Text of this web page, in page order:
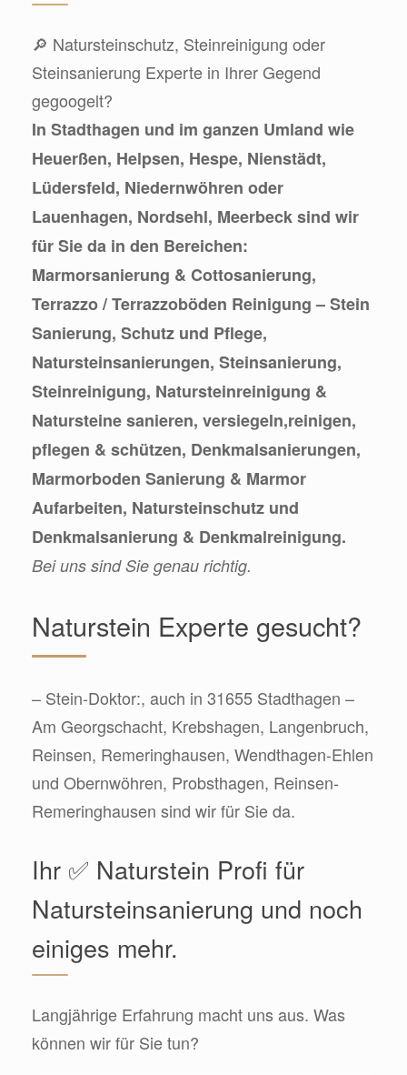
🔎 Natursteinschutz, Steinreinigung oder
Steinsanierung Experte in Ihrer Gegend
gegoogelt?
In Stadthagen und im ganzen Umland wie
Heuerßen, Helpsen, Hespe, Nienstädt,
Lüdersfeld, Niedernwöhren oder
Lauenhagen, Nordsehl, Meerbeck sind wir
für Sie da in den Bereichen:
Marmorsanierung & Cottosanierung,
Terrazzo / Terrazzoböden Reinigung – Stein
Sanierung, Schutz und Pflege,
Natursteinsanierungen, Steinsanierung,
Steinreinigung, Natursteinreinigung &
Natursteine sanieren, versiegeln,reinigen,
pflegen & schützen, Denkmalsanierungen,
Marmorboden Sanierung & Marmor
Aufarbeiten, Natursteinschutz und
Denkmalsanierung & Denkmalreinigung.
Bei uns sind Sie genau richtig.
Naturstein Experte gesucht?
– Stein-Doktor:, auch in 31655 Stadthagen –
Am Georgschacht, Krebshagen, Langenbruch,
Reinsen, Remeringhausen, Wendthagen-Ehlen
und Obernwöhren, Probsthagen, Reinsen-
Remeringhausen sind wir für Sie da.
Ihr ✅ Naturstein Profi für
Natursteinsanierung und noch
einiges mehr.
Langjährige Erfahrung macht uns aus. Was
können wir für Sie tun?